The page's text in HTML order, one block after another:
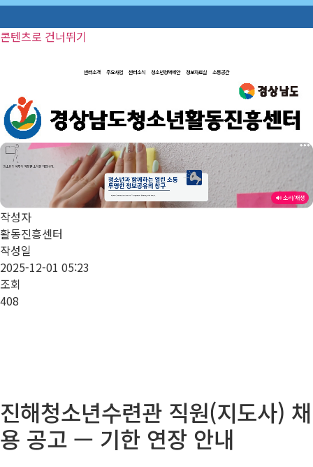
콘텐츠로 건너뛰기
센터소개 주요사업 센터소식 청소년정책제안 정보자료실 소통공간
🔊 소리/재생
작성자
활동진흥센터
작성일
2025-12-01 05:23
조회
408
진해청소년수련관 직원(지도사) 채
용 공고 — 기한 연장 안내